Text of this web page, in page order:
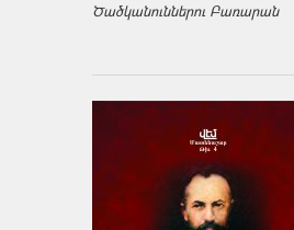
Ծածկանուններու Բառարան